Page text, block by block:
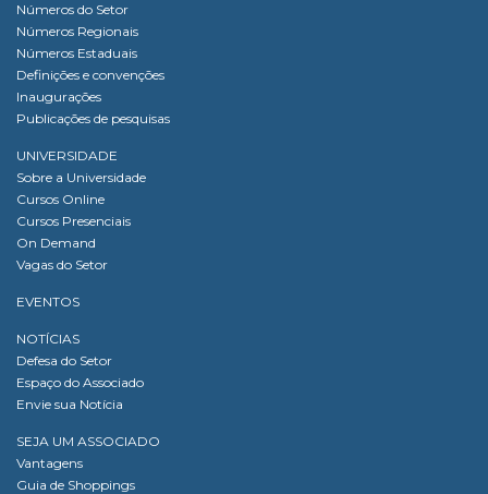
Números do Setor
Números Regionais
Números Estaduais
Definições e convenções
Inaugurações
Publicações de pesquisas
UNIVERSIDADE
Sobre a Universidade
Cursos Online
Cursos Presenciais
On Demand
Vagas do Setor
EVENTOS
NOTÍCIAS
Defesa do Setor
Espaço do Associado
Envie sua Notícia
SEJA UM ASSOCIADO
Vantagens
Guia de Shoppings